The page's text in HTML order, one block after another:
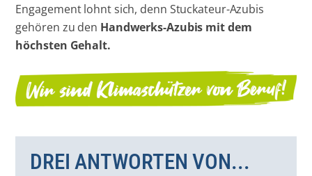
Engagement lohnt sich, denn Stuckateur-Azubis
gehören zu den Handwerks-Azubis mit dem
höchsten Gehalt.
DREI ANTWORTEN VON...